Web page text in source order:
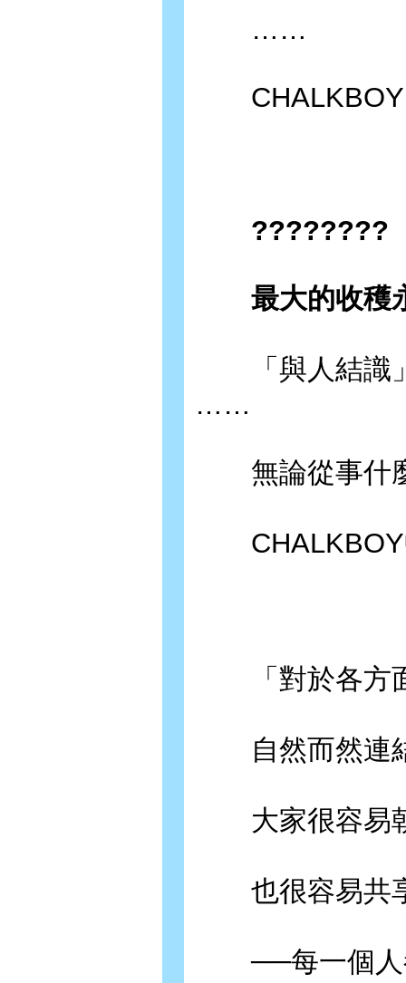
……
CHALKBOY
????????
最大的收穫
「與人結識」
……
無論從事什
CHALKBOY
「對於各方
自然而然連
大家很容易
也很容易共
──每一個人